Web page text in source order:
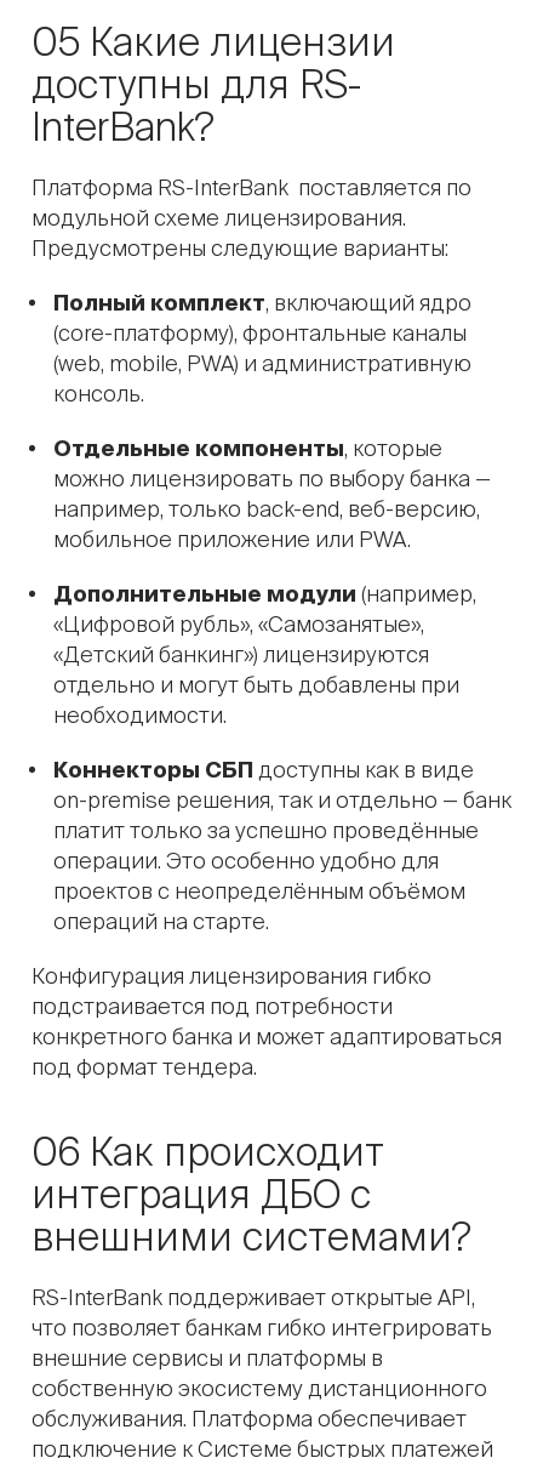
05 Какие лицензии
доступны для RS-
InterBank?
Платформа RS-InterBank поставляется по
модульной схеме лицензирования.
Предусмотрены следующие варианты:
Полный комплект, включающий ядро
(core-платформу), фронтальные каналы
(web, mobile, PWA) и административную
консоль.
Отдельные компоненты, которые
можно лицензировать по выбору банка —
например, только back-end, веб-версию,
мобильное приложение или PWA.
Дополнительные модули (например,
«Цифровой рубль», «Самозанятые»,
«Детский банкинг») лицензируются
отдельно и могут быть добавлены при
необходимости.
Коннекторы СБП доступны как в виде
on-premise решения, так и отдельно — банк
платит только за успешно проведённые
операции. Это особенно удобно для
проектов с неопределённым объёмом
операций на старте.
Конфигурация лицензирования гибко
подстраивается под потребности
конкретного банка и может адаптироваться
под формат тендера.
06 Как происходит
интеграция ДБО с
внешними системами?
RS-InterBank поддерживает открытые API,
что позволяет банкам гибко интегрировать
внешние сервисы и платформы в
собственную экосистему дистанционного
обслуживания. Платформа обеспечивает
подключение к Системе быстрых платежей